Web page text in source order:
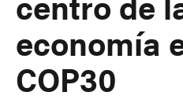
economía
COP30